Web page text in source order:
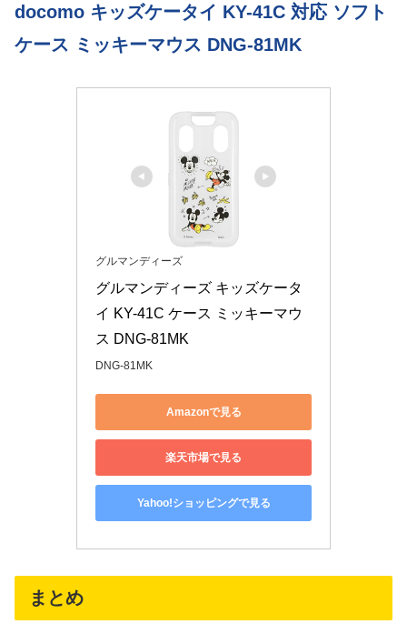
docomo キッズケータイ KY-41C 対応 ソフト
ケース ミッキーマウス DNG-81MK
グルマンディーズ
グルマンディーズ キッズケータ
イ KY-41C ケース ミッキーマウ
ス DNG-81MK
DNG-81MK
Amazonで見る
楽天市場で見る
Yahoo!ショッピングで見る
まとめ